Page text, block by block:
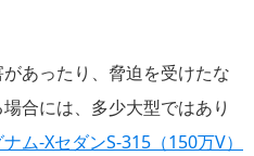
あったり、脅迫を受けたな
合には、多少大型ではあり
ム-XセダンS-315（150万V）